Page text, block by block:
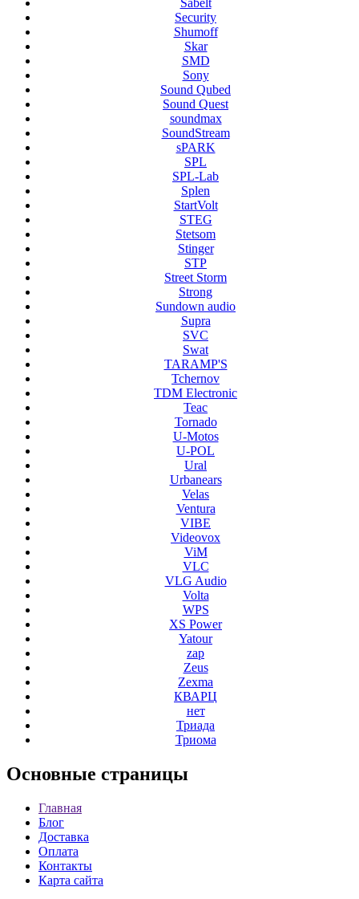
Sabelt
Security
Shumoff
Skar
SMD
Sony
Sound Qubed
Sound Quest
soundmax
SoundStream
sPARK
SPL
SPL-Lab
Splen
StartVolt
STEG
Stetsom
Stinger
STP
Street Storm
Strong
Sundown audio
Supra
SVC
Swat
TARAMP'S
Tchernov
TDM Electronic
Teac
Tornado
U-Motos
U-POL
Ural
Urbanears
Velas
Ventura
VIBE
Videovox
ViM
VLC
VLG Audio
Volta
WPS
XS Power
Yatour
zap
Zeus
Zexma
КВАРЦ
нет
Триада
Триома
Основные страницы
Главная
Блог
Доставка
Оплата
Контакты
Карта сайта